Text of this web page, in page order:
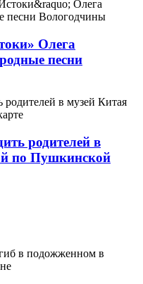
Олега
песни
родителей в
по Пушкинской